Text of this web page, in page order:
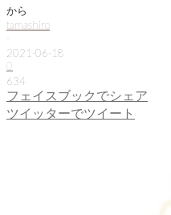
から
tamashiro
-
2021-06-18
0
634
フェイスブックでシェア
ツイッターでツイート